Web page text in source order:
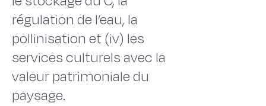
régulation de l’eau, la
pollinisation et (iv) les
services culturels avec la
valeur patrimoniale du
paysage.